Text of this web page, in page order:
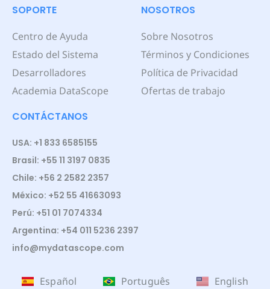
SOPORTE
Centro de Ayuda
Estado del Sistema
Desarrolladores
Academia DataScope
NOSOTROS
Sobre Nosotros
Términos y Condiciones
Política de Privacidad
Ofertas de trabajo
CONTÁCTANOS
USA: +1 833 6585155
Brasil: +55 11 3197 0835
Chile: +56 2 2582 2357
México: +52 55 41663093
Perú: +51 01 7074334
Argentina: +54 011 5236 2397
info@mydatascope.com
Español Português English